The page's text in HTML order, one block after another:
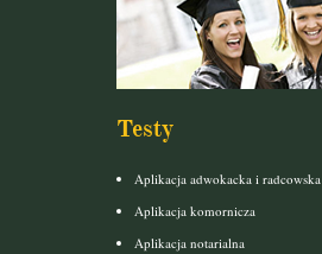
Testy
Aplikacja adwokacka i radcowska
Aplikacja komornicza
Aplikacja notarialna